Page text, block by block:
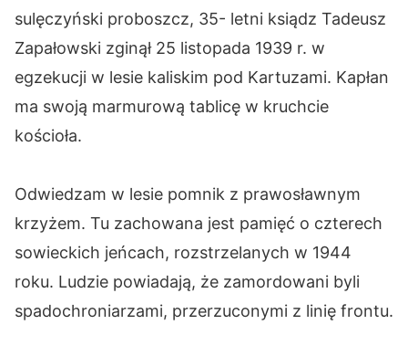
sulęczyński proboszcz, 35- letni ksiądz Tadeusz
Zapałowski zginął 25 listopada 1939 r. w
egzekucji w lesie kaliskim pod Kartuzami. Kapłan
ma swoją marmurową tablicę w kruchcie
kościoła.
Odwiedzam w lesie pomnik z prawosławnym
krzyżem. Tu zachowana jest pamięć o czterech
sowieckich jeńcach, rozstrzelanych w 1944
roku. Ludzie powiadają, że zamordowani byli
spadochroniarzami, przerzuconymi z linię frontu.